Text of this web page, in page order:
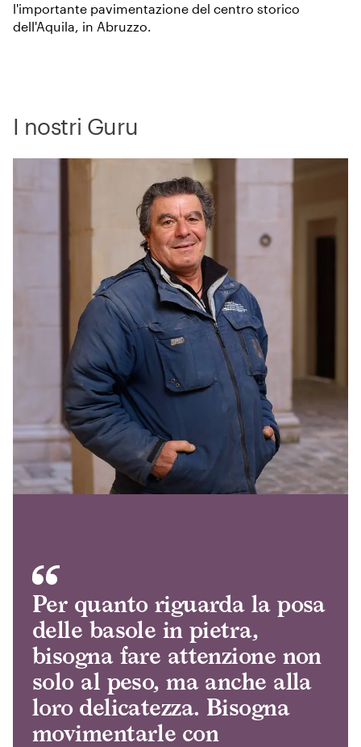
l'importante pavimentazione del centro storico
dell'Aquila, in Abruzzo.
I nostri Guru
Per quanto riguarda la posa
delle basole in pietra,
bisogna fare attenzione non
solo al peso, ma anche alla
loro delicatezza. Bisogna
movimentarle con